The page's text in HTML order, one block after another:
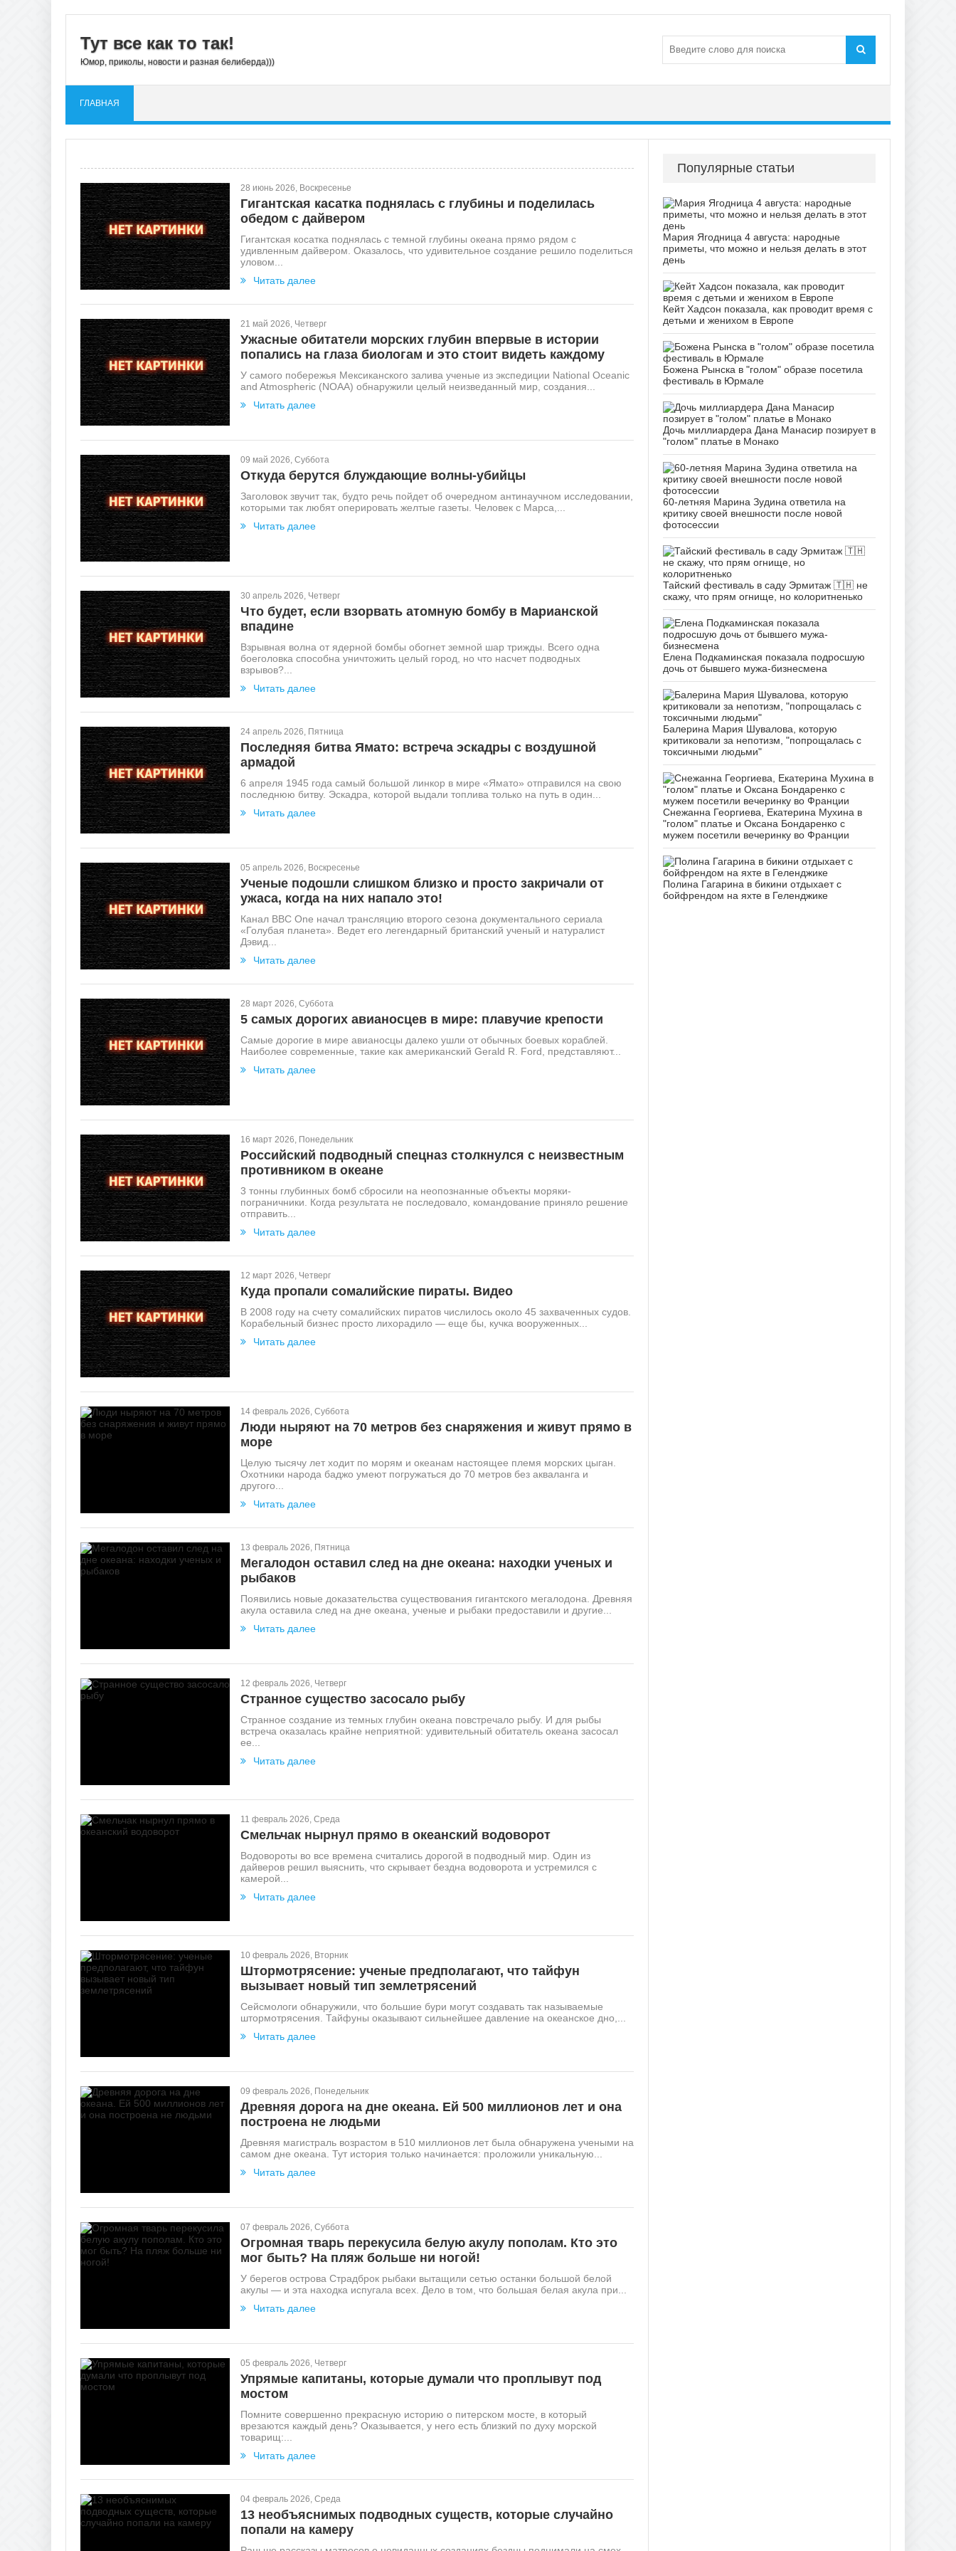
Тут все как то так!
Юмор, приколы, новости и разная белиберда)))
ГЛАВНАЯ
28 июнь 2026, Воскресенье
Гигантская касатка поднялась с глубины и поделилась
обедом c дайвером
Гигантская косатка поднялась с темной глубины океана прямо рядом с
удивленным дайвером. Оказалось, что удивительное создание решило поделиться
уловом...
Читать далее
21 май 2026, Четверг
Ужасные обитатели морских глубин впервые в истории
попались на глаза биологам и это стоит видеть каждому
У самого побережья Мексиканского залива ученые из экспедиции National Oceanic
and Atmospheric (NOAA) обнаружили целый неизведанный мир, создания...
Читать далее
09 май 2026, Суббота
Откуда берутся блуждающие волны-убийцы
Заголовок звучит так, будто речь пойдет об очередном антинаучном исследовании,
которыми так любят оперировать желтые газеты. Человек с Марса,...
Читать далее
30 апрель 2026, Четверг
Что будет, если взорвать атомную бомбу в Марианской
впадине
Взрывная волна от ядерной бомбы обогнет земной шар трижды. Всего одна
боеголовка способна уничтожить целый город, но что насчет подводных
взрывов?...
Читать далее
24 апрель 2026, Пятница
Последняя битва Ямато: встреча эскадры с воздушной
армадой
6 апреля 1945 года самый большой линкор в мире «Ямато» отправился на свою
последнюю битву. Эскадра, которой выдали топлива только на путь в один...
Читать далее
05 апрель 2026, Воскресенье
Ученые подошли слишком близко и просто закричали от
ужаса, когда на них напало это!
Канал BBC One начал трансляцию второго сезона документального сериала
«Голубая планета». Ведет его легендарный британский ученый и натуралист
Дэвид...
Читать далее
28 март 2026, Суббота
5 самых дорогих авианосцев в мире: плавучие крепости
Самые дорогие в мире авианосцы далеко ушли от обычных боевых кораблей.
Наиболее современные, такие как американский Gerald R. Ford, представляют...
Читать далее
16 март 2026, Понедельник
Российский подводный спецназ столкнулся с неизвестным
противником в океане
3 тонны глубинных бомб сбросили на неопознанные объекты моряки-
пограничники. Когда результата не последовало, командование приняло решение
отправить...
Читать далее
12 март 2026, Четверг
Куда пропали сомалийские пираты. Видео
В 2008 году на счету сомалийских пиратов числилось около 45 захваченных судов.
Корабельный бизнес просто лихорадило — еще бы, кучка вооруженных...
Читать далее
14 февраль 2026, Суббота
Люди ныряют на 70 метров без снаряжения и живут прямо в
море
Целую тысячу лет ходит по морям и океанам настоящее племя морских цыган.
Охотники народа баджо умеют погружаться до 70 метров без акваланга и
другого...
Читать далее
13 февраль 2026, Пятница
Мегалодон оставил след на дне океана: находки ученых и
рыбаков
Появились новые доказательства существования гигантского мегалодона. Древняя
акула оставила след на дне океана, ученые и рыбаки предоставили и другие...
Читать далее
12 февраль 2026, Четверг
Странное существо засосало рыбу
Странное создание из темных глубин океана повстречало рыбу. И для рыбы
встреча оказалась крайне неприятной: удивительный обитатель океана засосал
ее...
Читать далее
11 февраль 2026, Среда
Cмельчак нырнул прямо в океанский водоворот
Водовороты во все времена считались дорогой в подводный мир. Один из
дайверов решил выяснить, что скрывает бездна водоворота и устремился с
камерой...
Читать далее
10 февраль 2026, Вторник
Штормотрясение: ученые предполагают, что тайфун
вызывает новый тип землетрясений
Сейсмологи обнаружили, что большие бури могут создавать так называемые
штормотрясения. Тайфуны оказывают сильнейшее давление на океанское дно,...
Читать далее
09 февраль 2026, Понедельник
Древняя дорога на дне океана. Ей 500 миллионов лет и она
построена не людьми
Древняя магистраль возрастом в 510 миллионов лет была обнаружена учеными на
самом дне океана. Тут история только начинается: проложили уникальную...
Читать далее
07 февраль 2026, Суббота
Огромная тварь перекусила белую акулу пополам. Кто это
мог быть? На пляж больше ни ногой!
У берегов острова Страдброк рыбаки вытащили сетью останки большой белой
акулы — и эта находка испугала всех. Дело в том, что большая белая акула при...
Читать далее
05 февраль 2026, Четверг
Упрямые капитаны, которые думали что проплывут под
мостом
Помните совершенно прекрасную историю о питерском мосте, в который
врезаются каждый день? Оказывается, у него есть близкий по духу морской
товарищ:...
Читать далее
04 февраль 2026, Среда
13 необъяснимых подводных существ, которые случайно
попали на камеру
Популярные статьи
Мария Ягодница 4 августа: народные
приметы, что можно и нельзя делать в этот
день
Кейт Хадсон показала, как проводит время с
детьми и женихом в Европе
Божена Рынска в "голом" образе посетила
фестиваль в Юрмале
Дочь миллиардера Дана Манасир позирует в
"голом" платье в Монако
60-летняя Марина Зудина ответила на
критику своей внешности после новой
фотосессии
Тайский фестиваль в саду Эрмитаж 🇹🇭 не
скажу, что прям огнище, но колоритненько
Елена Подкаминская показала подросшую
дочь от бывшего мужа-бизнесмена
Балерина Мария Шувалова, которую
критиковали за непотизм, "попрощалась с
токсичными людьми"
Снежанна Георгиева, Екатерина Мухина в
"голом" платье и Оксана Бондаренко с
мужем посетили вечеринку во Франции
Полина Гагарина в бикини отдыхает с
бойфрендом на яхте в Геленджике